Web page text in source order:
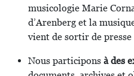
musicologie Marie
d’Arenberg et la
vient de sortir de
Nous participons à des